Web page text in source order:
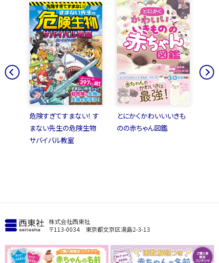
危険すぎてすまない！ す
まない先生の危険生物
サバイバル教室
とにかくかわいいいきも
のの赤ちゃん図鑑
株式会社西東社
〒113-0034 東京都文京区湯島2-3-13